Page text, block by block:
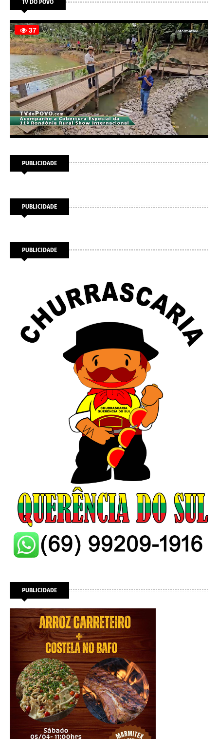
TV DO POVO
PUBLICIDADE
PUBLICIDADE
PUBLICIDADE
PUBLICIDADE